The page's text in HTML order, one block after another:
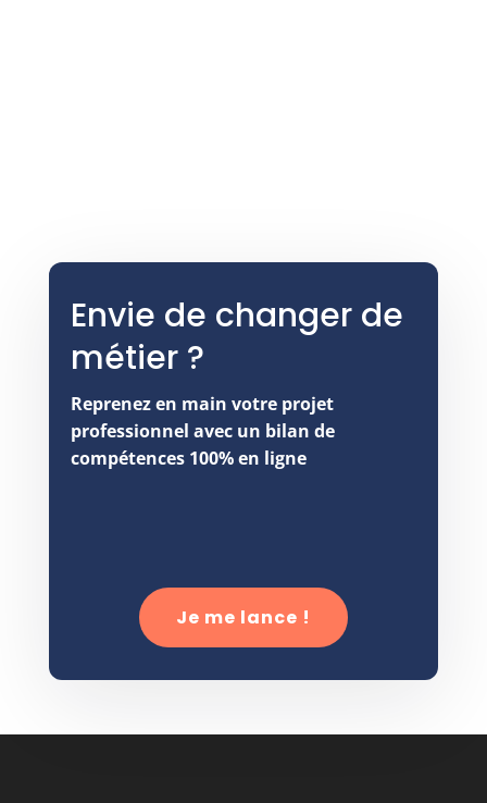
Envie de changer de
métier ?
Reprenez en main votre projet
professionnel avec un bilan de
compétences 100% en ligne
Je me lance !